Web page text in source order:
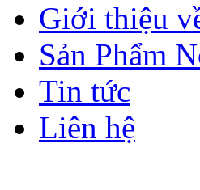
Giới thiệu
Sản Phẩm
Tin tức
Liên hệ